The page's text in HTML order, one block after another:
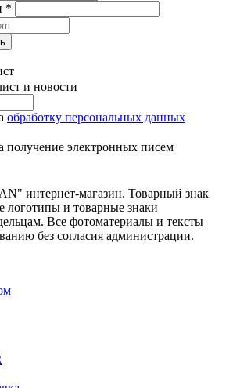
*
и новости
обработку персональных данных
получение электронных писем
интернет-магазин. Товарный знак
логотипы и товарные знаки
Все фотоматериалы и тексты
без согласия администрации.